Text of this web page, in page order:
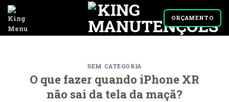
Skip
content
ORÇAMENTO
SEM CATEGORIA
O que fazer quando iPhone XR
não sai da tela da maçã?